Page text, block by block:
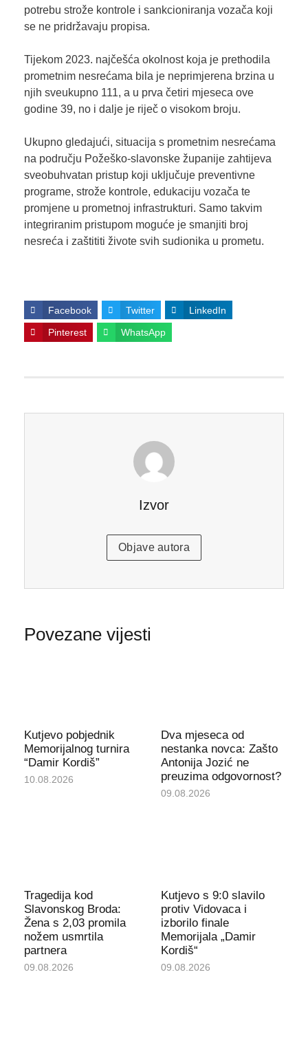
potrebu strože kontrole i sankcioniranja vozača koji
se ne pridržavaju propisa.
Tijekom 2023. najčešća okolnost koja je prethodila
prometnim nesrećama bila je neprimjerena brzina u
njih sveukupno 111, a u prva četiri mjeseca ove
godine 39, no i dalje je riječ o visokom broju.
Ukupno gledajući, situacija s prometnim nesrećama
na području Požeško-slavonske županije zahtijeva
sveobuhvatan pristup koji uključuje preventivne
programe, strože kontrole, edukaciju vozača te
promjene u prometnoj infrastrukturi. Samo takvim
integriranim pristupom moguće je smanjiti broj
nesreća i zaštititi živote svih sudionika u prometu.
Facebook Twitter LinkedIn
Pinterest WhatsApp
Izvor
Objave autora
Povezane vijesti
Kutjevo pobjednik
Memorijalnog turnira
“Damir Kordiš”
10.08.2026
Dva mjeseca od
nestanka novca: Zašto
Antonija Jozić ne
preuzima odgovornost?
09.08.2026
Tragedija kod
Slavonskog Broda:
Žena s 2,03 promila
nožem usmrtila
partnera
09.08.2026
Kutjevo s 9:0 slavilo
protiv Vidovaca i
izborilo finale
Memorijala „Damir
Kordiš“
09.08.2026